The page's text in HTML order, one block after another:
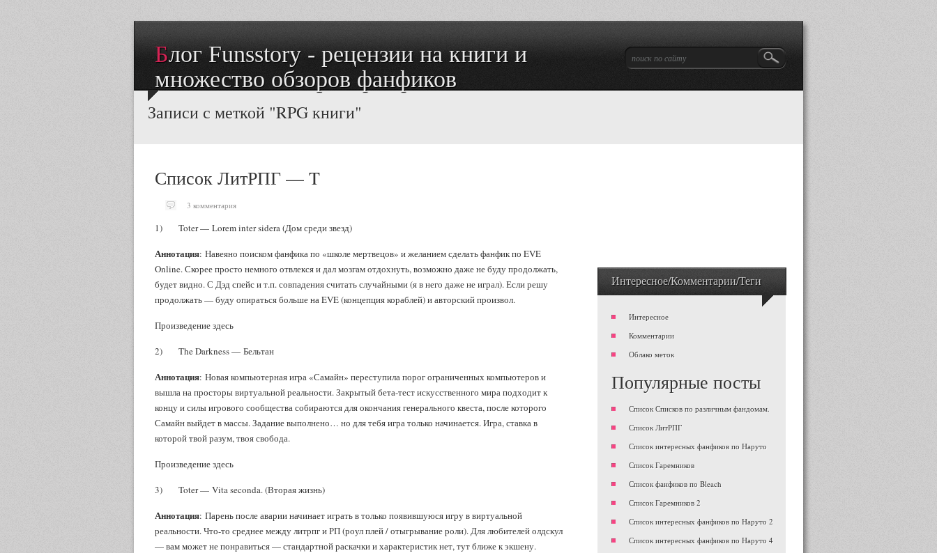
Блог Funsstory - рецензии на книги и
множество обзоров фанфиков
Записи с меткой "RPG книги"
Список ЛитРПГ — T
3 комментария
1) Toter — Lorem inter sidera (Дом среди звезд)
Аннотация: Навеяно поиском фанфика по «школе мертвецов» и желанием сделать фанфик по EVE
Online. Скорее просто немного отвлекся и дал мозгам отдохнуть, возможно даже не буду продолжать,
будет видно. С Дэд спейс и т.п. совпадения считать случайными (я в него даже не играл). Если решу
продолжать — буду опираться больше на EVE (концепция кораблей) и авторский произвол.
Произведение здесь
2) The Darkness — Бельтан
Аннотация: Новая компьютерная игра «Самайн» переступила порог ограниченных компьютеров и
вышла на просторы виртуальной реальности. Закрытый бета-тест искусственного мира подходит к
концу и силы игрового сообщества собираются для окончания генерального квеста, после которого
Самайн выйдет в массы. Задание выполнено… но для тебя игра только начинается. Игра, ставка в
которой твой разум, твоя свобода.
Произведение здесь
3) Toter — Vita seconda. (Вторая жизнь)
Аннотация: Парень после аварии начинает играть в только появившуюся игру в виртуальной
реальности. Что-то среднее между литрпг и РП (роул плей / отыгрывание роли). Для любителей олдскул
— вам может не понравиться — стандартной раскачки и характеристик нет, тут ближе к экшену.
Интересное/Комментарии/Теги
Интересное
Комментарии
Облако меток
Популярные посты
Список Списков по различным фандомам.
Список ЛитРПГ
Список интересных фанфиков по Наруто
Список Гаремников
Список фанфиков по Bleach
Список Гаремников 2
Список интересных фанфиков по Наруто 2
Список интересных фанфиков по Наруто 4